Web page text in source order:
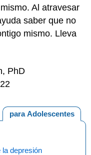
Al atravesar
saber que no
mismo. Lleva
PhD
para Adolescentes
depresión